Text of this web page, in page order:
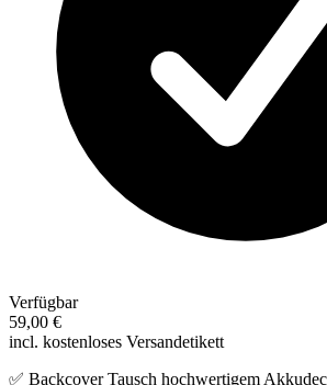
Verfügbar
59,00 €
incl. kostenloses Versandetikett
✅ Backcover Tausch hochwertigem